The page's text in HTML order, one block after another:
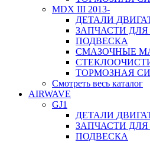
MDX III 2013-
ДЕТАЛИ
ЗАПЧАСТИ ДЛЯ
ПОДВЕСКА
СМАЗОЧНЫЕ
ТОРМОЗНАЯ
Смотреть весь каталог
AIRWAVE
GJ1
ДЕТАЛИ
ЗАПЧАСТИ ДЛЯ
ПОДВЕСКА